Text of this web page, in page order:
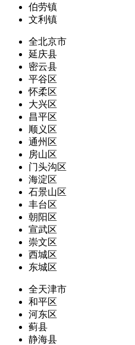
伯劳镇
文利镇
全北京市
延庆县
密云县
平谷区
怀柔区
大兴区
昌平区
顺义区
通州区
房山区
门头沟区
海淀区
石景山区
丰台区
朝阳区
宣武区
崇文区
西城区
东城区
全天津市
和平区
河东区
蓟县
静海县